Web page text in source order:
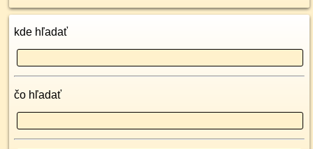
kde hľadať
čo hľadať